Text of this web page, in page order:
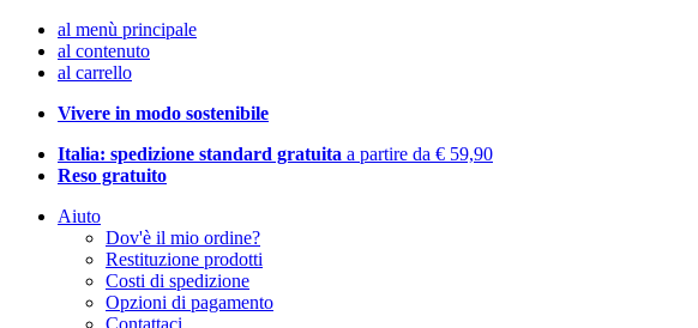
al menù principale
al contenuto
al carrello
Vivere in modo sostenibile
Italia: spedizione standard gratuita a partire da € 59,90
Reso gratuito
Aiuto
Dov'è il mio ordine?
Restituzione prodotti
Costi di spedizione
Opzioni di pagamento
Contattaci